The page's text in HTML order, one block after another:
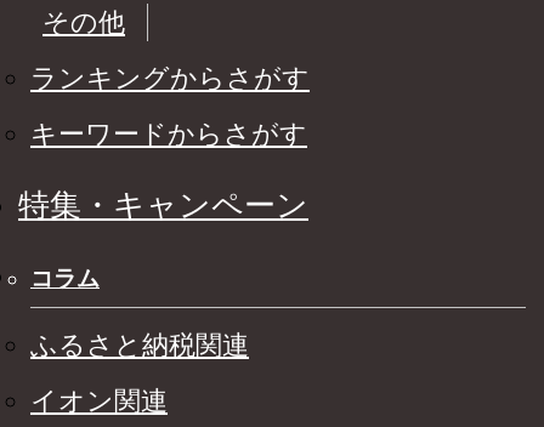
その他
ランキングからさがす
キーワードからさがす
特集・キャンペーン
コラム
ふるさと納税関連
イオン関連